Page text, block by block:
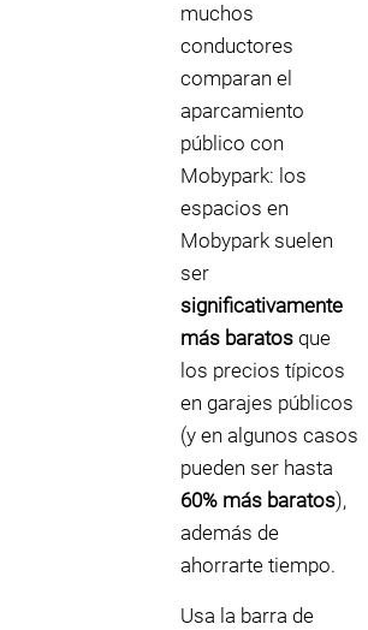
muchos
conductores
comparan el
aparcamiento
público con
Mobypark: los
espacios en
Mobypark suelen
ser
significativamente
más baratos que
los precios típicos
en garajes públicos
(y en algunos casos
pueden ser hasta
60% más baratos),
además de
ahorrarte tiempo.
Usa la barra de